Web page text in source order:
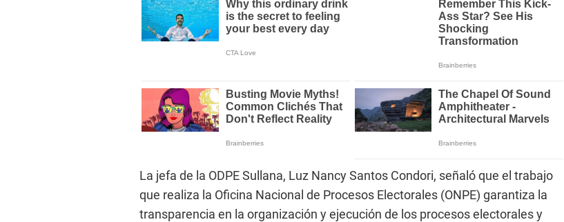
La jefa de la ODPE Sullana, Luz Nancy Santos Condori, señaló que el trabajo
que realiza la Oficina Nacional de Procesos Electorales (ONPE) garantiza la
transparencia en la organización y ejecución de los procesos electorales y